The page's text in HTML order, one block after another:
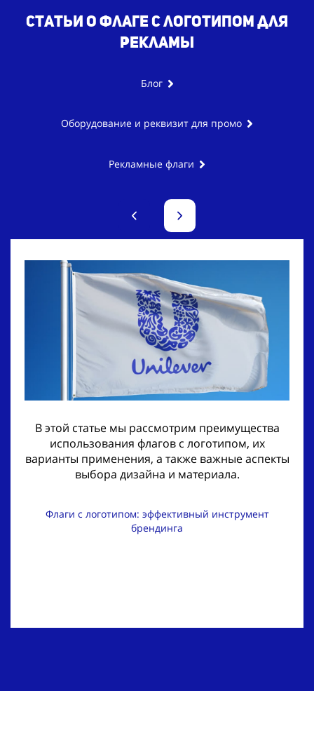
Статьи о флаге с логотипом для
рекламы
Блог
Оборудование и реквизит для промо
Рекламные флаги
В этой статье мы рассмотрим преимущества
использования флагов с логотипом, их
варианты применения, а также важные аспекты
выбора дизайна и материала.
Флаги с логотипом: эффективный инструмент
брендинга